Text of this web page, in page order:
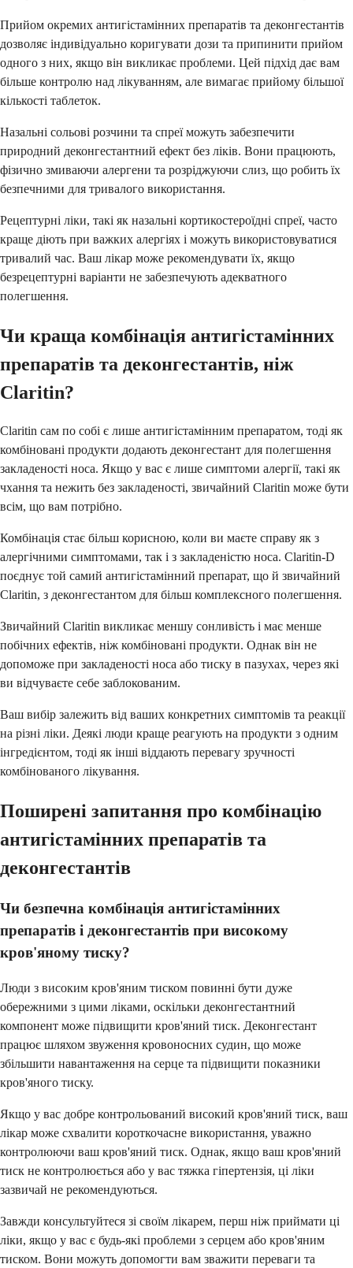
Прийом окремих антигістамінних препаратів та деконгестантів
дозволяє індивідуально коригувати дози та припинити прийом
одного з них, якщо він викликає проблеми. Цей підхід дає вам
більше контролю над лікуванням, але вимагає прийому більшої
кількості таблеток.
Назальні сольові розчини та спреї можуть забезпечити
природний деконгестантний ефект без ліків. Вони працюють,
фізично змиваючи алергени та розріджуючи слиз, що робить їх
безпечними для тривалого використання.
Рецептурні ліки, такі як назальні кортикостероїдні спреї, часто
краще діють при важких алергіях і можуть використовуватися
тривалий час. Ваш лікар може рекомендувати їх, якщо
безрецептурні варіанти не забезпечують адекватного
полегшення.
Чи краща комбінація антигістамінних
препаратів та деконгестантів, ніж
Claritin?
Claritin сам по собі є лише антигістамінним препаратом, тоді як
комбіновані продукти додають деконгестант для полегшення
закладеності носа. Якщо у вас є лише симптоми алергії, такі як
чхання та нежить без закладеності, звичайний Claritin може бути
всім, що вам потрібно.
Комбінація стає більш корисною, коли ви маєте справу як з
алергічними симптомами, так і з закладеністю носа. Claritin-D
поєднує той самий антигістамінний препарат, що й звичайний
Claritin, з деконгестантом для більш комплексного полегшення.
Звичайний Claritin викликає меншу сонливість і має менше
побічних ефектів, ніж комбіновані продукти. Однак він не
допоможе при закладеності носа або тиску в пазухах, через які
ви відчуваєте себе заблокованим.
Ваш вибір залежить від ваших конкретних симптомів та реакції
на різні ліки. Деякі люди краще реагують на продукти з одним
інгредієнтом, тоді як інші віддають перевагу зручності
комбінованого лікування.
Поширені запитання про комбінацію
антигістамінних препаратів та
деконгестантів
Чи безпечна комбінація антигістамінних
препаратів і деконгестантів при високому
кров'яному тиску?
Люди з високим кров'яним тиском повинні бути дуже
обережними з цими ліками, оскільки деконгестантний
компонент може підвищити кров'яний тиск. Деконгестант
працює шляхом звуження кровоносних судин, що може
збільшити навантаження на серце та підвищити показники
кров'яного тиску.
Якщо у вас добре контрольований високий кров'яний тиск, ваш
лікар може схвалити короткочасне використання, уважно
контролюючи ваш кров'яний тиск. Однак, якщо ваш кров'яний
тиск не контролюється або у вас тяжка гіпертензія, ці ліки
зазвичай не рекомендуються.
Завжди консультуйтеся зі своїм лікарем, перш ніж приймати ці
ліки, якщо у вас є будь-які проблеми з серцем або кров'яним
тиском. Вони можуть допомогти вам зважити переваги та